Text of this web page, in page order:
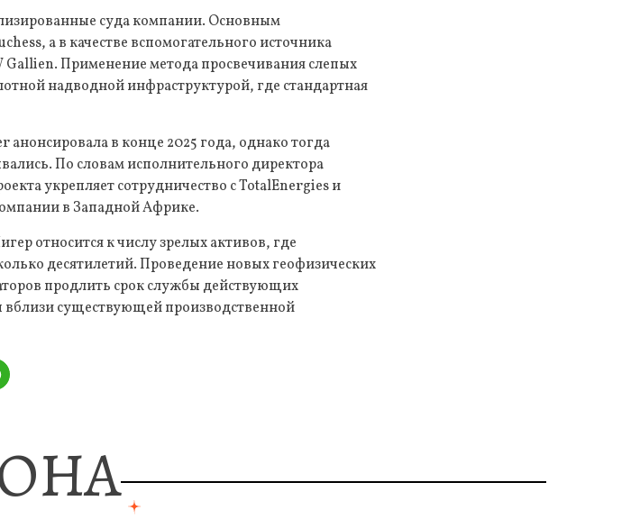
суда компании. Основным
а в качестве вспомогательного источника
Gallien. Применение метода просвечивания слепых
надводной инфраструктурой, где стандартная
анонсировала в конце 2025 года, однако тогда
По словам исполнительного директора
укрепляет сотрудничество с TotalEnergies и
в Западной Африке.
относится к числу зрелых активов, где
десятилетий. Проведение новых геофизических
продлить срок службы действующих
вблизи существующей производственной